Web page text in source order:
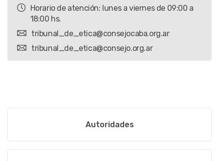
Horario de atención: lunes a viernes de 09:00 a
18:00 hs.
tribunal_de_etica@consejocaba.org.ar
tribunal_de_etica@consejo.org.ar
Autoridades